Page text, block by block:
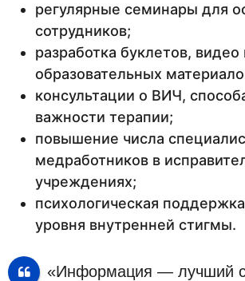
регулярные семинары для
сотрудников;
разработка буклетов, видео
образовательных
консультации о ВИЧ,
важности терапии;
повышение числа
медработников в
учреждениях;
психологическая
уровня внутренней стигмы.
«Информация — лучший